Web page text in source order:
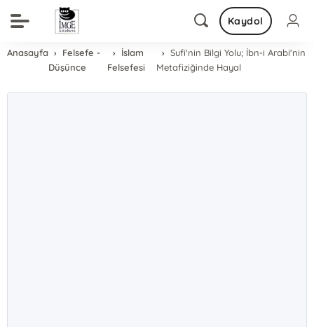
Kaydol
Anasayfa
Felsefe -
Düşünce
İslam
Felsefesi
Sufi'nin Bilgi Yolu; İbn-i Arabi'nin
Metafiziğinde Hayal